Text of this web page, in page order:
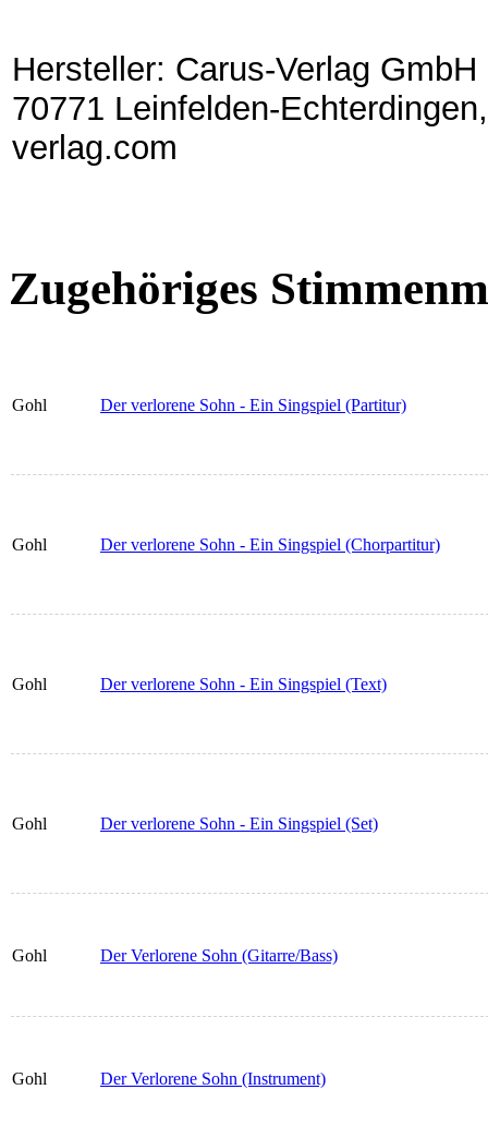
Hersteller: Carus-Verlag
70771 Leinfelden-
verlag.com
Zugehöriges
Gohl Der verlorene Sohn - Ein Singspiel (Partitur)
Gohl Der verlorene Sohn - Ein Singspiel (Chorpartitur)
Gohl Der verlorene Sohn - Ein Singspiel (Text)
Gohl Der verlorene Sohn - Ein Singspiel (Set)
Gohl Der Verlorene Sohn (Gitarre/Bass)
Gohl Der Verlorene Sohn (Instrument)